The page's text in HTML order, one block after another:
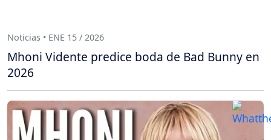
Noticias • ENE 15 / 2026
Mhoni Vidente predice boda de Bad Bunny en
2026